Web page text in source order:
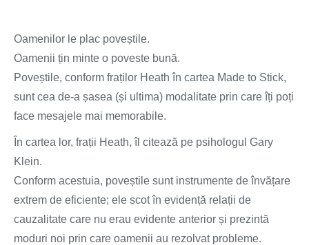
Oamenilor le plac poveștile.
Oamenii țin minte o poveste bună.
Poveștile, conform fraților Heath în cartea Made to Stick,
sunt cea de-a șasea (și ultima) modalitate prin care îți poți
face mesajele mai memorabile.
În cartea lor, frații Heath, îl citează pe psihologul Gary
Klein.
Conform acestuia, poveștile sunt instrumente de învățare
extrem de eficiente; ele scot în evidență relații de
cauzalitate care nu erau evidente anterior și prezintă
moduri noi prin care oamenii au rezolvat probleme.